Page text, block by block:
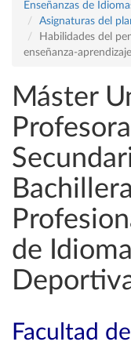
Enseñanzas de
Asignaturas del
Habilidades del
enseñanza-aprendizaje
Máster
de
Facultad